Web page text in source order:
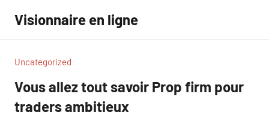
contenu
Visionnaire en ligne
Uncategorized
Vous allez tout savoir Prop firm pour
traders ambitieux